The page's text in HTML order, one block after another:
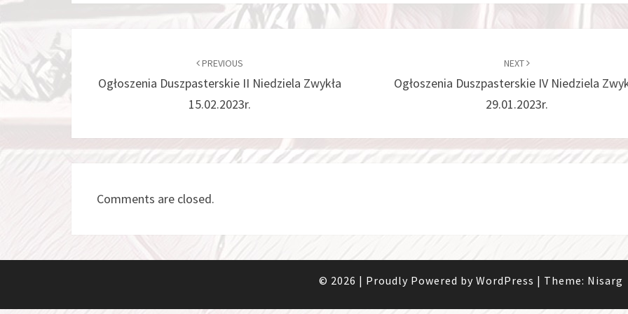
navigation
PREVIOUS
Ogłoszenia Duszpasterskie II Niedziela Zwykła
15.02.2023r.
NEXT
Ogłoszenia Duszpasterskie IV Niedziela
29.01.2023r.
Comments are closed.
© 2026 | Proudly Powered by WordPress | Theme: Nisarg